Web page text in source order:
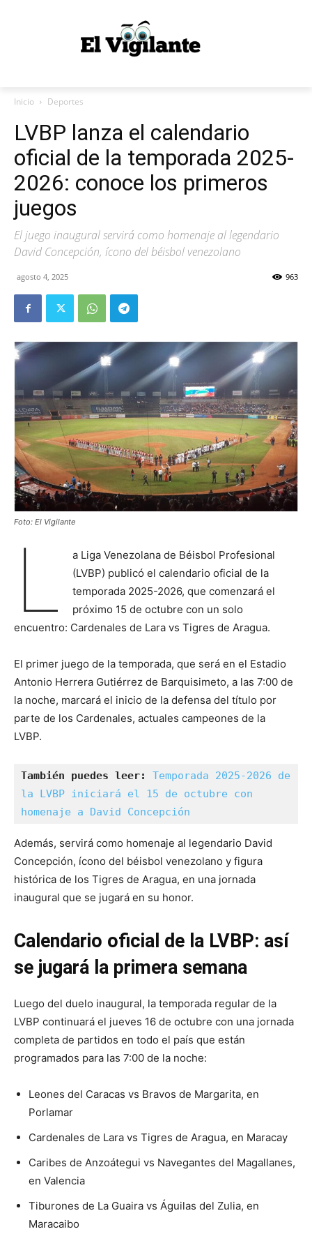
Inicio Deportes
LVBP lanza el calendario
oficial de la temporada 2025-
2026: conoce los primeros
juegos
El juego inaugural servirá como homenaje al legendario
David Concepción, ícono del béisbol venezolano
agosto 4, 2025 963
Foto: El Vigilante
L
a Liga Venezolana de Béisbol Profesional
(LVBP) publicó el calendario oficial de la
temporada 2025-2026, que comenzará el
próximo 15 de octubre con un solo
encuentro: Cardenales de Lara vs Tigres de Aragua.
El primer juego de la temporada, que será en el Estadio
Antonio Herrera Gutiérrez de Barquisimeto, a las 7:00 de
la noche, marcará el inicio de la defensa del título por
parte de los Cardenales, actuales campeones de la
LVBP.
También puedes leer:
Temporada 2025-2026 de
la LVBP iniciará el 15 de octubre con
homenaje a David Concepción
Además, servirá como homenaje al legendario David
Concepción, ícono del béisbol venezolano y figura
histórica de los Tigres de Aragua, en una jornada
inaugural que se jugará en su honor.
Calendario oficial de la LVBP: así
se jugará la primera semana
Luego del duelo inaugural, la temporada regular de la
LVBP continuará el jueves 16 de octubre con una jornada
completa de partidos en todo el país que están
programados para las 7:00 de la noche:
Leones del Caracas vs Bravos de Margarita, en
Porlamar
Cardenales de Lara vs Tigres de Aragua, en Maracay
Caribes de Anzoátegui vs Navegantes del Magallanes,
en Valencia
Tiburones de La Guaira vs Águilas del Zulia, en
Maracaibo